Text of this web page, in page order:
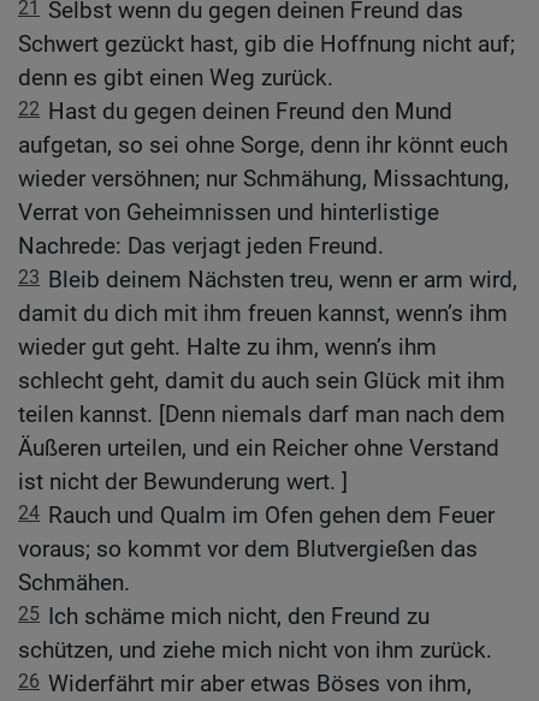
21
Selbst wenn du gegen deinen Freund das
Schwert gezückt hast, gib die Hoffnung nicht auf;
denn es gibt einen Weg zurück.
22 Hast du gegen deinen Freund den Mund
aufgetan, so sei ohne Sorge, denn ihr könnt euch
wieder versöhnen; nur Schmähung, Missachtung,
Verrat von Geheimnissen und hinterlistige
Nachrede: Das verjagt jeden Freund.
23 Bleib deinem Nächsten treu, wenn er arm wird,
damit du dich mit ihm freuen kannst, wenn’s ihm
wieder gut geht. Halte zu ihm, wenn’s ihm
schlecht geht, damit du auch sein Glück mit ihm
teilen kannst. [Denn niemals darf man nach dem
Äußeren urteilen, und ein Reicher ohne Verstand
ist nicht der Bewunderung wert. ]
24 Rauch und Qualm im Ofen gehen dem Feuer
voraus; so kommt vor dem Blutvergießen das
Schmähen.
25 Ich schäme mich nicht, den Freund zu
schützen, und ziehe mich nicht von ihm zurück.
26 Widerfährt mir aber etwas Böses von ihm,